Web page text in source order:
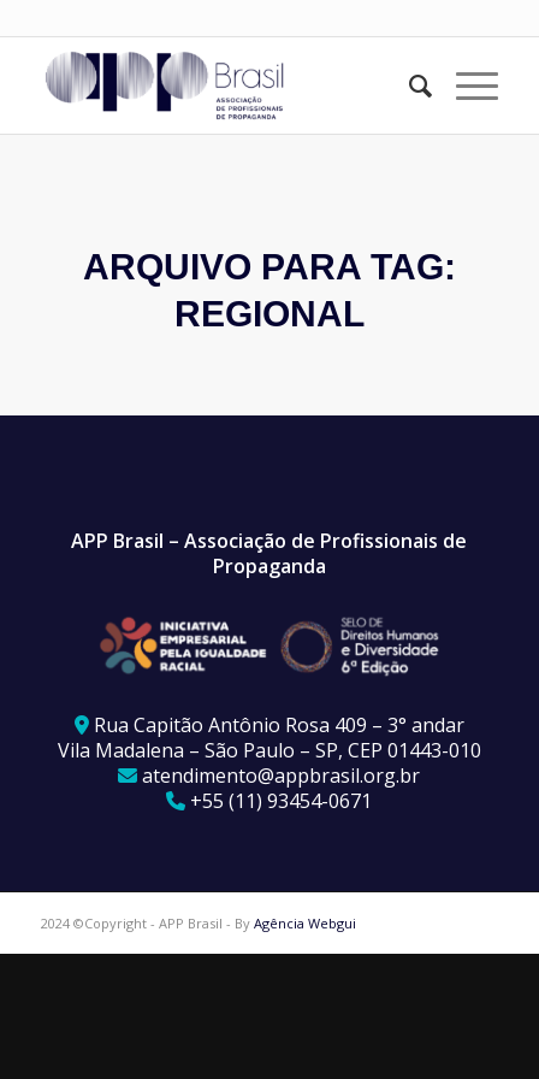
ARQUIVO PARA TAG:
REGIONAL
APP Brasil – Associação de Profissionais de
Propaganda
Rua Capitão Antônio Rosa 409 – 3° andar
Vila Madalena – São Paulo – SP, CEP 01443-010
atendimento@appbrasil.org.br
+55 (11) 93454-0671
2024 ©Copyright - APP Brasil - By Agência Webgui